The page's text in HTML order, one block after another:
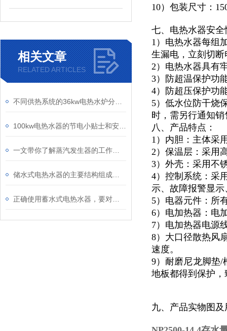
相关文章
RELATED ARTICLES
10）包装尺寸：
七、电热水器安全
1）电热水器每组
生漏电，立刻切
2）电热水器具有
3）防超温保护功
4）防超压保护功
5）低水位防干烧
时，需另行通知
八、产品特点：
1）内胆：主体采
2）保温层：采用
3）外壳：采用不
4）控制系统：采
示、故障报警显
5）电器元件：所
6）电加热器：电
7）电加热器电源
8）大口径散热风
速度。
9）耐磨尼龙脚垫/
地板都得到保护
九、产品实物图